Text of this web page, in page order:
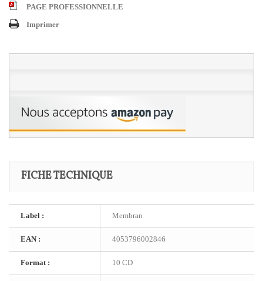
PAGE PROFESSIONNELLE
Imprimer
FICHE TECHNIQUE
Label : Membran
EAN : 4053796002846
Format : 10 CD